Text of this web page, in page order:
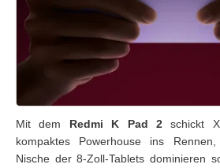
Mit dem Redmi K Pad 2 schickt
kompaktes Powerhouse ins
Nische der 8-Zoll-Tablets dominieren